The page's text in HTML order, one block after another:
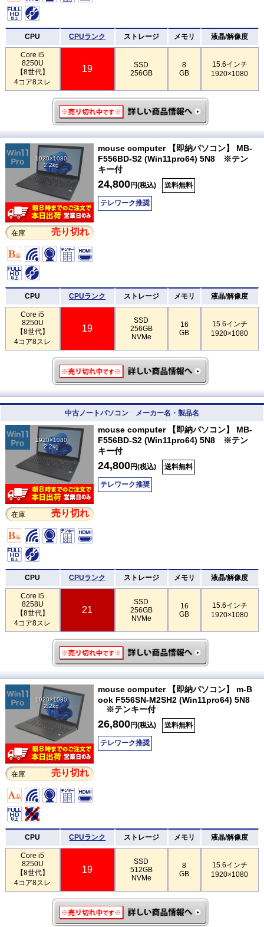
CPU CPUランク ストレージ メモリ 液晶/解像度
Core i5
8250U
【8世代】
4コア8スレ
19
SSD
256GB
8
GB
15.6インチ
1920×1080
1920×1080
2.2kg
在庫 売り切れ
mouse computer 【即納パソコン】 MB-
F556BD-S2 (Win11pro64) 5N8 ※テン
キー付
24,800円(税込) 送料無料
テレワーク推奨
CPU CPUランク ストレージ メモリ 液晶/解像度
Core i5
8250U
【8世代】
4コア8スレ
19
SSD
256GB
NVMe
16
GB
15.6インチ
1920×1080
中古ノートパソコン メーカー名・製品名
1920×1080
2.2kg
在庫 売り切れ
mouse computer 【即納パソコン】 MB-
F556BD-S2 (Win11pro64) 5N8 ※テン
キー付
24,800円(税込) 送料無料
テレワーク推奨
CPU CPUランク ストレージ メモリ 液晶/解像度
Core i5
8258U
【8世代】
4コア8スレ
21
SSD
256GB
NVMe
16
GB
15.6インチ
1920×1080
1920×1080
2.2kg
在庫 売り切れ
mouse computer 【即納パソコン】 m-B
ook F556SN-M2SH2 (Win11pro64) 5N8
※テンキー付
26,800円(税込) 送料無料
テレワーク推奨
CPU CPUランク ストレージ メモリ 液晶/解像度
Core i5
8250U
【8世代】
4コア8スレ
19
SSD
512GB
NVMe
8
GB
15.6インチ
1920×1080